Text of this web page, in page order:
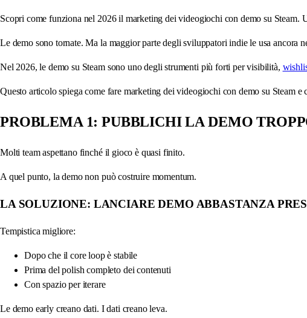
Scopri come funziona nel 2026 il marketing dei videogiochi con demo su
Le demo sono tornate. Ma la maggior parte degli sviluppatori indie le usa ancora
Nel 2026, le demo su Steam sono uno degli strumenti più forti per visibilità,
Questo articolo spiega come fare marketing dei videogiochi con demo su Steam
PROBLEMA 1: PUBBLICHI LA DEMO
Molti team aspettano finché il gioco è quasi finito.
A quel punto, la demo non può costruire momentum.
LA SOLUZIONE: LANCIARE DEMO ABBASTANZA
Tempistica migliore:
Dopo che il core loop è stabile
Prima del polish completo dei contenuti
Con spazio per iterare
Le demo early creano dati. I dati creano leva.